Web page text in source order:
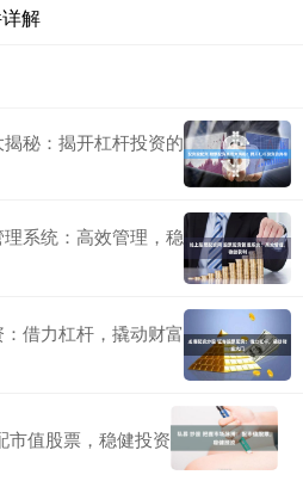
解
秘：揭开杠杆投资的
系统：高效管理，稳
借力杠杆，撬动财富
市值股票，稳健投资